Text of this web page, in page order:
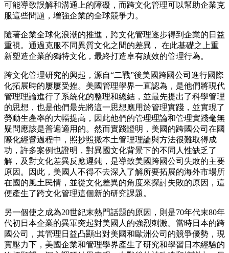
可能導致誤解和溝通上的障礙，而跨文化管理可以幫助企業克
服這些問題，增強企業的全球競爭力。
隨著企業全球化浪潮的推進，跨文化管理逐步得到企業的日益
重視。通過克服不同異質文化之間的差異，
在此基礎之上重
新塑造企業的獨特文化，最終打造卓有績效的管理行為。
跨文化管理研究的興起，源自“二戰”後美國跨國公司進行國際
化拓展時的屢屢受挫。美國管理學界一直認為，是他們將現代
管理理論進行了系統化的整理和總結，並最先提出了科學管理
的思想，也是他們最先將這一思想應用於管理實踐，並實現了
勞動生產率的大幅提高，因此他們的管理理論和管理實踐毫無
疑問應該是普遍適用的。然而實踐證明，美國的跨國公司在國
際化經營過程中，照抄照搬本土管理理論與方法很難取得成
功，許多案例也證明，對異國文化背景下的不同人性缺乏了
解，及對文化差異反應遲鈍，是導致美國跨國公司失敗的主要
原因。因此，美國人不得不去深入了解所要拓展的海外市場所
在國的風土民情，並從文化差異的角度來探討失敗的原因，這
便產生了跨文化管理這個新的研究課題。
另一個使之成為20世紀末熱門話題的原因，則是70年代末80年
代初日本企業的異軍突起對美國人的強烈刺激。當時日本的跨
國公司，其管理日益凸顯出對美國和歐洲公司的競爭優勢，現
實壓力下，美國企業和管理學界產生了研究和學習日本經驗的